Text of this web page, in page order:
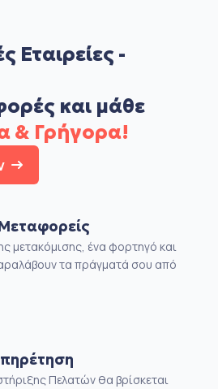
Εταιρείες -
και μάθε
& Γρήγορα!
μετακόμισης, ένα φορτηγό και
τα πράγματά σου από
Πελατών θα βρίσκεται